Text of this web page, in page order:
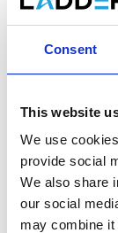
Consent
This website
We use
provide social
We also share
our social
may combine it
Échafaudage
EuroScaffold
90x190
m
€1.769,00